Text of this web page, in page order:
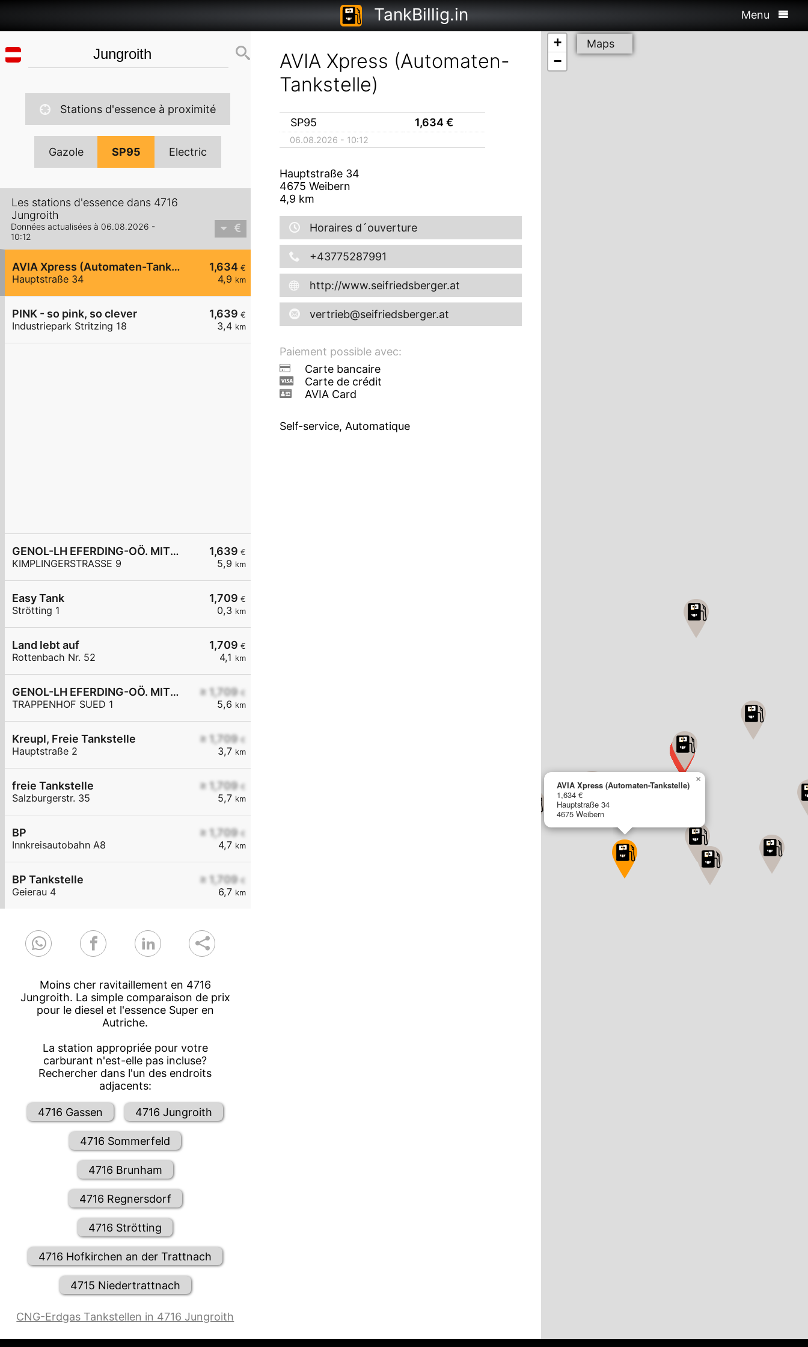
TankBillig.in Menu
Stations d'essence à proximité
Gazole SP95 Electric
Les stations d'essence dans 4716
Jungroith
Données actualisées à 06.08.2026 -
10:12
1,634 €
4,9 km
AVIA Xpress (Automaten-Tankstelle)
Hauptstraße 34
1,639 €
3,4 km
PINK - so pink, so clever
Industriepark Stritzing 18
1,639 €
5,9 km
GENOL-LH EFERDING-OÖ. MITTE eGen
KIMPLINGERSTRASSE 9
1,709 €
0,3 km
Easy Tank
Strötting 1
1,709 €
4,1 km
Land lebt auf
Rottenbach Nr. 52
≥ 1,709 €
5,6 km
GENOL-LH EFERDING-OÖ. MITTE eGen
TRAPPENHOF SUED 1
≥ 1,709 €
3,7 km
Kreupl, Freie Tankstelle
Hauptstraße 2
≥ 1,709 €
5,7 km
freie Tankstelle
Salzburgerstr. 35
≥ 1,709 €
4,7 km
BP
Innkreisautobahn A8
≥ 1,709 €
6,7 km
BP Tankstelle
Geierau 4
Moins cher ravitaillement en 4716
Jungroith. La simple comparaison de prix
pour le diesel et l'essence Super en
Autriche.
La station appropriée pour votre
carburant n'est-elle pas incluse?
Rechercher dans l'un des endroits
adjacents:
4716 Gassen 4716 Jungroith
4716 Sommerfeld
4716 Brunham
4716 Regnersdorf
4716 Strötting
4716 Hofkirchen an der Trattnach
4715 Niedertrattnach
CNG-Erdgas Tankstellen in 4716 Jungroith
AVIA Xpress (Automaten-
Tankstelle)
SP95 1,634€
06.08.2026 - 10:12
Hauptstraße 34
4675 Weibern
4,9 km
Horaires d´ouverture
+43775287991
http://www.seifriedsberger.at
vertrieb@seifriedsberger.at
Paiement possible avec:
Carte bancaire
Carte de crédit
AVIA Card
Self-service, Automatique
AVIA Xpress (Automaten-Tankstelle)
1,634 €
Hauptstraße 34
4675 Weibern
×
+
−
Maps